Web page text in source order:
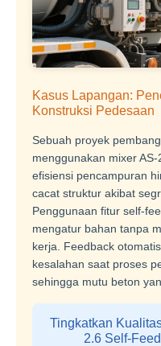
Kasus Lapangan:
Konstruksi Pedesaan
Sebuah proyek
menggunakan mixer
efisiensi pencampuran
cacat struktur akibat
Penggunaan fitur self-
mengatur bahan tanpa
kerja. Feedback
kesalahan saat proses
sehingga mutu beton
Tingkatkan
2.6 Self-